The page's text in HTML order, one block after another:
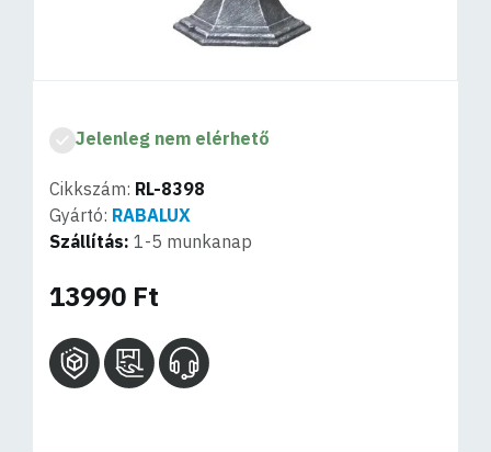
Jelenleg nem elérhető
Cikkszám: RL-8398
Gyártó: RABALUX
Szállítás: 1-5 munkanap
13990 Ft